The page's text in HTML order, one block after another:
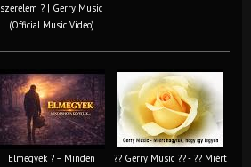
szerelem ? | Gerry Music
(Official Music Video)
Elmegyek ? – Minden
?? Gerry Music ?? - ?? Miért